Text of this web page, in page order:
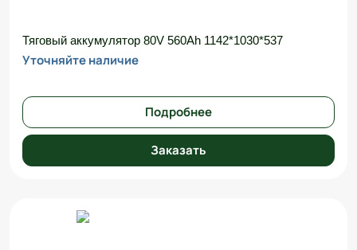
Тяговый аккумулятор 80V 560Ah 1142*1030*537
Уточняйте наличие
Подробнее
Заказать